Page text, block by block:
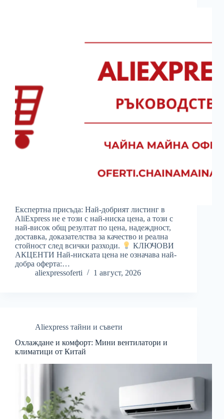
Експертна присъда: Най-добрият листинг в
AliExpress не е този с най-ниска цена, а този с
най-висок общ резултат по цена, надеждност,
доставка, доказателства за качество и реална
стойност след всички разходи.
КЛЮЧОВИ
АКЦЕНТИ Най-ниската цена не означава най-
добра оферта:…
aliexpressoferti
1 август, 2026
Aliexpress тайни и съвети
Охлаждане и комфорт: Мини вентилатори и
климатици от Китай